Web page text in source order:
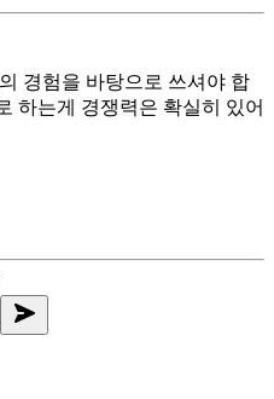
경험을 바탕으로 쓰셔야 합
하는게 경쟁력은 확실히 있어